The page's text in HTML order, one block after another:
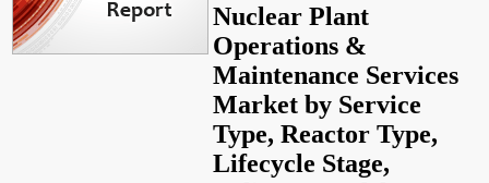
Nuclear Plant
Operations &
Maintenance Services
Market by Service
Type, Reactor Type,
Lifecycle Stage,